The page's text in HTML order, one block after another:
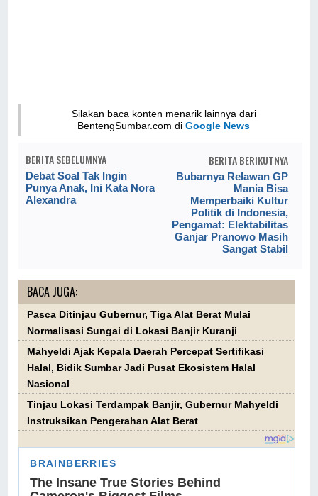
Silakan baca konten menarik lainnya dari
BentengSumbar.com diGoogle News
BERITA SEBELUMNYA
Debat Soal Tak Ingin
Punya Anak, Ini Kata Nora
Alexandra
BERITA BERIKUTNYA
Bubarnya Relawan GP
Mania Bisa
Memperbaiki Kultur
Politik di Indonesia,
Pengamat: Elektabilitas
Ganjar Pranowo Masih
Sangat Stabil
BACA JUGA:
Pasca Ditinjau Gubernur, Tiga Alat Berat Mulai
Normalisasi Sungai di Lokasi Banjir Kuranji
Mahyeldi Ajak Kepala Daerah Percepat Sertifikasi
Halal, Bidik Sumbar Jadi Pusat Ekosistem Halal
Nasional
Tinjau Lokasi Terdampak Banjir, Gubernur Mahyeldi
Instruksikan Pengerahan Alat Berat